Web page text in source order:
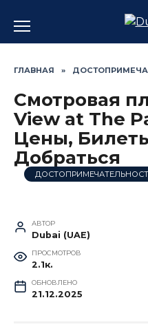
содержанию
ГЛАВНАЯ »
Смотровая
View at The
Цены,
Добраться
АВТОР
Dubai (UAE)
ПРОСМОТРОВ
2.1к.
ОБНОВЛЕНО
21.12.2025